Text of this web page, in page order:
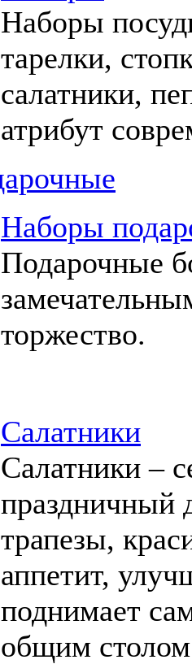
Наборы
тарелки,
салатники,
атрибут
Наборы
Подарочные
торжество.
Салатники
Салатники –
праздничный
трапезы,
аппетит,
поднимает
общим